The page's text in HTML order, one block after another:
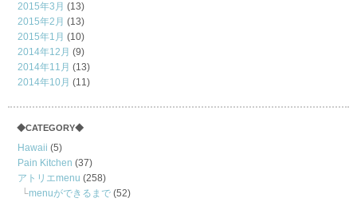
2015年3月 (13)
2015年2月 (13)
2015年1月 (10)
2014年12月 (9)
2014年11月 (13)
2014年10月 (11)
◆CATEGORY◆
Hawaii (5)
Pain Kitchen (37)
アトリエmenu (258)
menuができるまで (52)